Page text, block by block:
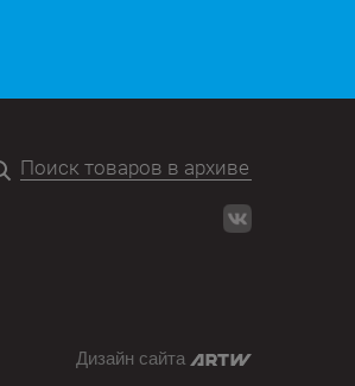
Дизайн сайта